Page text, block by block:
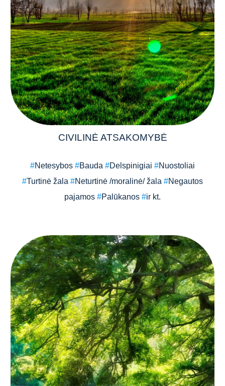
CIVILINĖ ATSAKOMYBĖ
#Netesybos #Bauda #Delspinigiai #Nuostoliai
#Turtinė žala #Neturtinė /moralinė/ žala #Negautos
pajamos #Palūkanos #ir kt.